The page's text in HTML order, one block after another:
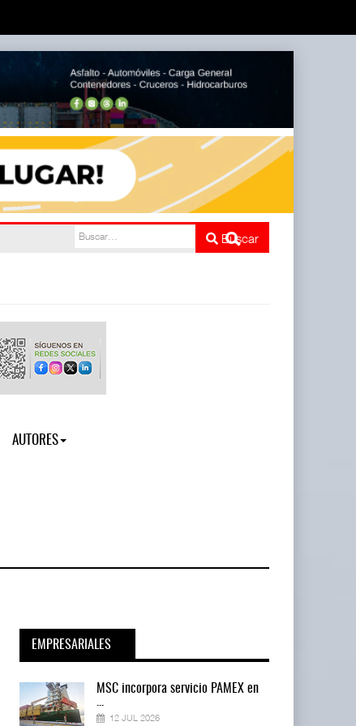
Buscar
AUTORES
EMPRESARIALES
MSC incorpora servicio PAMEX en
12 JUL 2026